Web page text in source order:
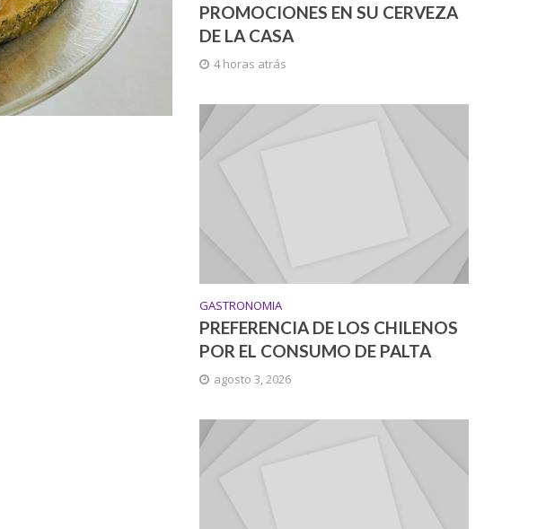
PROMOCIONES EN SU CERVEZA
DE LA CASA
4 horas atrás
GASTRONOMIA
PREFERENCIA DE LOS CHILENOS
POR EL CONSUMO DE PALTA
agosto 3, 2026